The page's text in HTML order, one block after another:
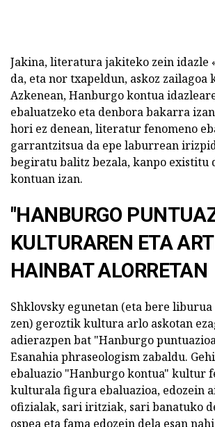
Jakina, literatura jakiteko zein idazle
da, eta nor txapeldun, askoz zailagoa
Azkenean, Hanburgo kontua
ebaluatzeko eta denbora bakarra
hori ez denean, literatur fenomeno
garrantzitsua da epe laburrean
begiratu balitz bezala, kanpo existitu
kontuan izan.
"HANBURGO
KULTURAREN ETA
HAINBAT ALORRETAN
Shklovsky egunetan (eta bere liburua
zen) geroztik kultura arlo askotan
adierazpen bat "Hanburgo
Esanahia phraseologism zabaldu.
ebaluazio "Hanburgo kontua" kultur
kulturala figura ebaluazioa, edozein
ofizialak, sari iritziak, sari banatuko
ospea eta fama edozein dela esan